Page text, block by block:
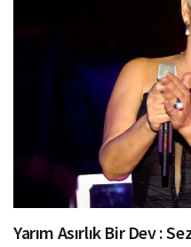
Yarım Asırlık Bir Dev :